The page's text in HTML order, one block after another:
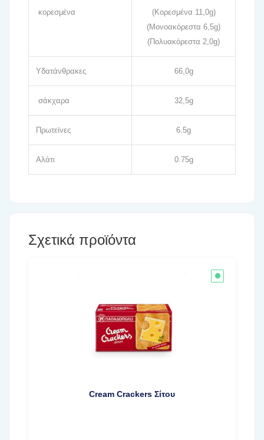
κορεσμένα
(Κορεσμένα 11,0g)
(Μονοακόρεστα 6,5g)
(Πολυακόρεστα 2,0g)
Υδατάνθρακες 66,0g
σάκχαρα 32,5g
Πρωτεϊνες 6.5g
Αλάτι 0.75g
Σχετικά προϊόντα
Cream Crackers Σίτου